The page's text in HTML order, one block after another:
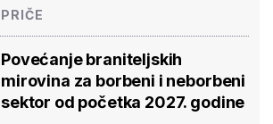
PRIČE
Povećanje braniteljskih
mirovina za borbeni i neborbeni
sektor od početka 2027. godine